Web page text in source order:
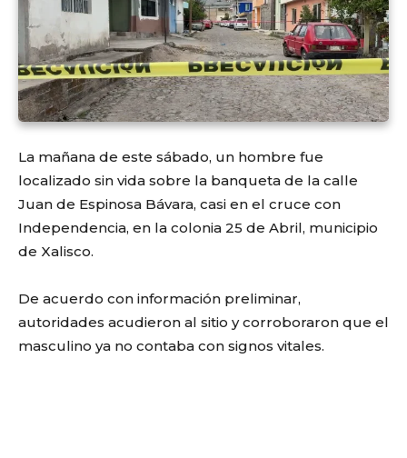
La mañana de este sábado, un hombre fue
localizado sin vida sobre la banqueta de la calle
Juan de Espinosa Bávara, casi en el cruce con
Independencia, en la colonia 25 de Abril, municipio
de Xalisco.
De acuerdo con información preliminar,
autoridades acudieron al sitio y corroboraron que el
masculino ya no contaba con signos vitales.